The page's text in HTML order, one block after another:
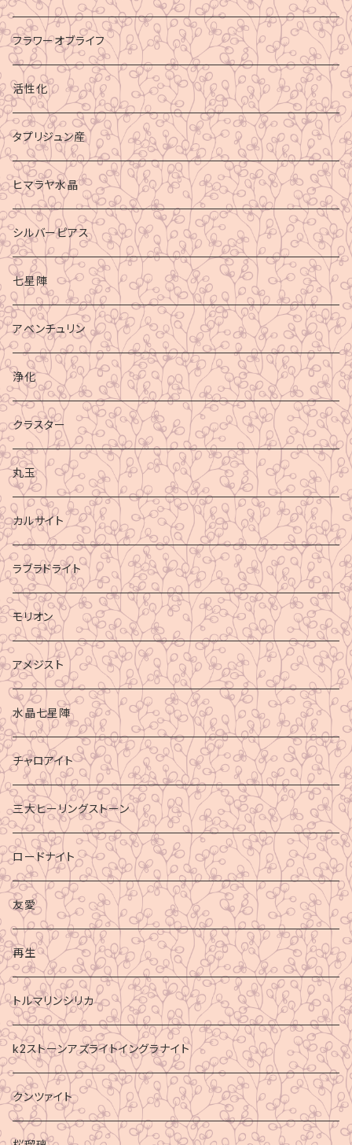
フラワーオブライフ
活性化
タプリジュン産
ヒマラヤ水晶
シルバーピアス
七星陣
アベンチュリン
浄化
クラスター
丸玉
カルサイト
ラブラドライト
モリオン
アメジスト
水晶七星陣
チャロアイト
三大ヒーリングストーン
ロードナイト
友愛
再生
トルマリンシリカ
k2ストーンアズライトイングラナイト
クンツァイト